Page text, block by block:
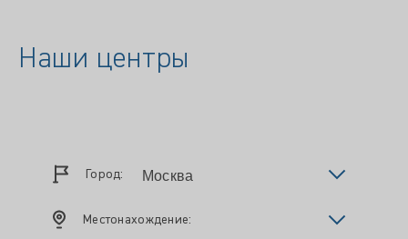
Наши центры
Город:
Местонахождение: